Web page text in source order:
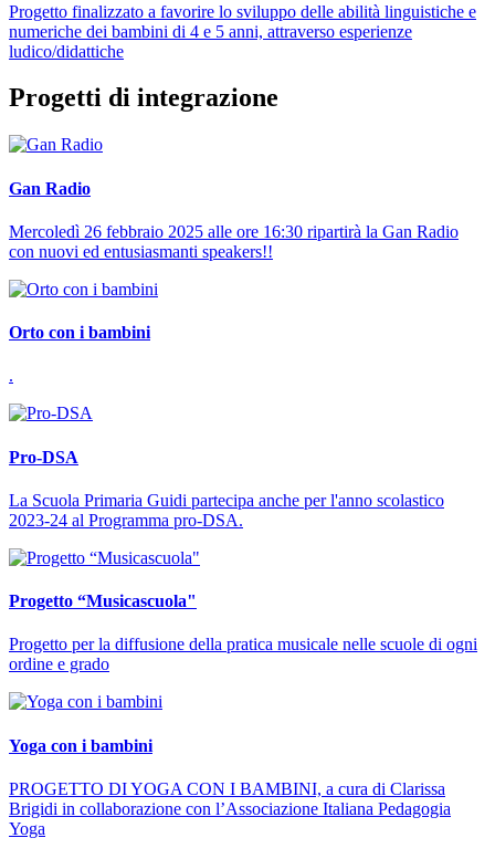
Progetto finalizzato a favorire lo sviluppo delle abilità linguistiche e
numeriche dei bambini di 4 e 5 anni, attraverso esperienze
ludico/didattiche
Progetti di integrazione
Gan Radio
Mercoledì 26 febbraio 2025 alle ore 16:30 ripartirà la Gan Radio
con nuovi ed entusiasmanti speakers!!
Orto con i bambini
.
Pro-DSA
La Scuola Primaria Guidi partecipa anche per l'anno scolastico
2023-24 al Programma pro-DSA.
Progetto “Musicascuola"
Progetto per la diffusione della pratica musicale nelle scuole di ogni
ordine e grado
Yoga con i bambini
PROGETTO DI YOGA CON I BAMBINI, a cura di Clarissa
Brigidi in collaborazione con l’Associazione Italiana Pedagogia
Yoga